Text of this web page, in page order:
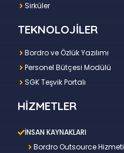
Sirküler
TEKNOLOJİLER
Bordro ve Özlük Yazılımı
Personel Bütçesi Modülü
SGK Teşvik Portalı
HİZMETLER
İNSAN KAYNAKLARI
Bordro Outsource Hizmeti